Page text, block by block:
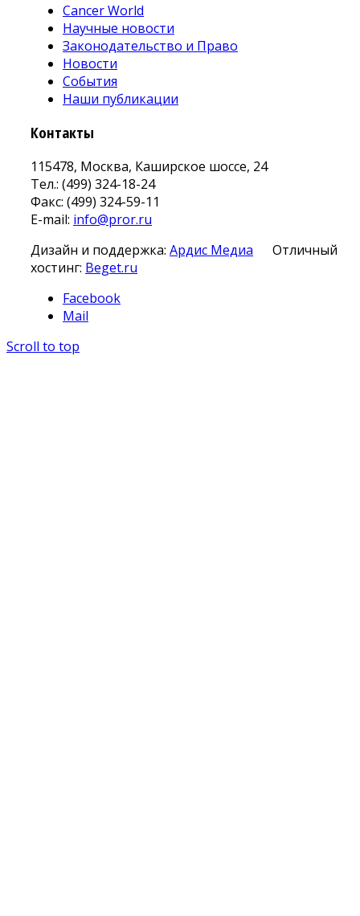
Cancer World
Научные новости
Законодательство и Право
Новости
События
Наши публикации
Контакты
115478, Москва, Каширское шоссе, 24
Тел.: (499) 324-18-24
Факс: (499) 324-59-11
E-mail: info@pror.ru
Дизайн и поддержка: Ардис Медиа
Отличный
хостинг: Beget.ru
Facebook
Mail
Scroll to top